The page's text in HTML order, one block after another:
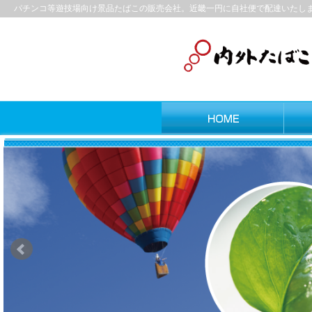
パチンコ等遊技場向け景品たばこの販売会社。近畿一円に自社便で配達いたし